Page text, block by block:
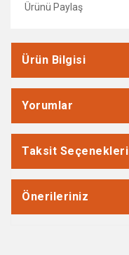
Ürünü Paylaş
Ürün Bilgisi
Yorumlar
Taksit Seçenekleri
Önerileriniz